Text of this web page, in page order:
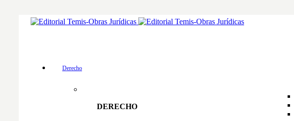
Derecho
DERECHO